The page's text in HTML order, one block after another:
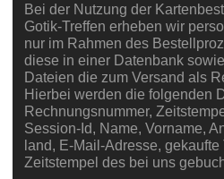
Bei der Nutzung der
Gotik-Treffen erheben wir
nur im Rahmen des
diese in einer Datenbank
Dateien die zum Versand als
Hierbei werden die folgenden
Rechnungsnummer,
Session-Id, Name, Vorname,
land, E-Mail-Adresse,
Zeitstempel des bei uns